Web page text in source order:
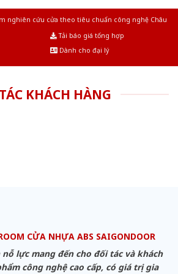
nghiên cứu cửa theo tiêu chuẩn công nghệ Châu
Tải báo giá tổng hợp
Dành cho đại lý
KHÁCH HÀNG
CỬA NHỰA ABS SAIGONDOOR
nỗ lực mang đến cho đối tác và khách
công nghệ cao cấp, có giá trị gia